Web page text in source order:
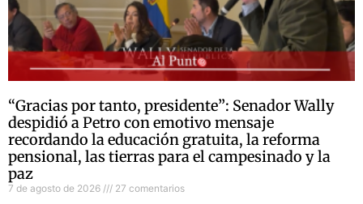
“Gracias por tanto, presidente”: Senador Wally
despidió a Petro con emotivo mensaje
recordando la educación gratuita, la reforma
pensional, las tierras para el campesinado y la
paz
7 de agosto de 2026 27 comentarios